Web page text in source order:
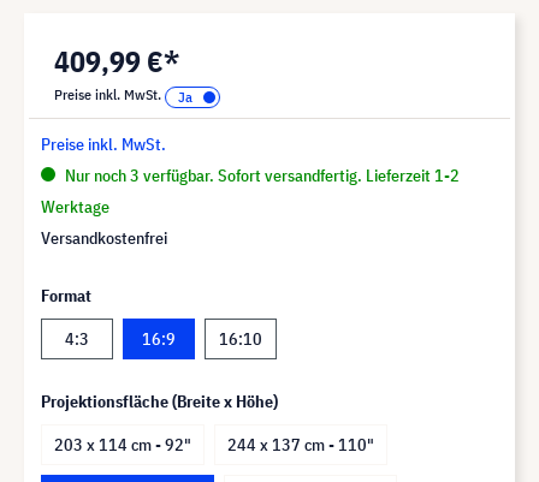
409,99 €*
Preise inkl. MwSt.
Preise inkl. MwSt.
Nur noch 3 verfügbar. Sofort versandfertig. Lieferzeit 1-2
Werktage
Versandkostenfrei
Format
4:3
16:9 16:10
Projektionsfläche (Breite x Höhe)
203 x 114 cm - 92"
244 x 137 cm - 110"